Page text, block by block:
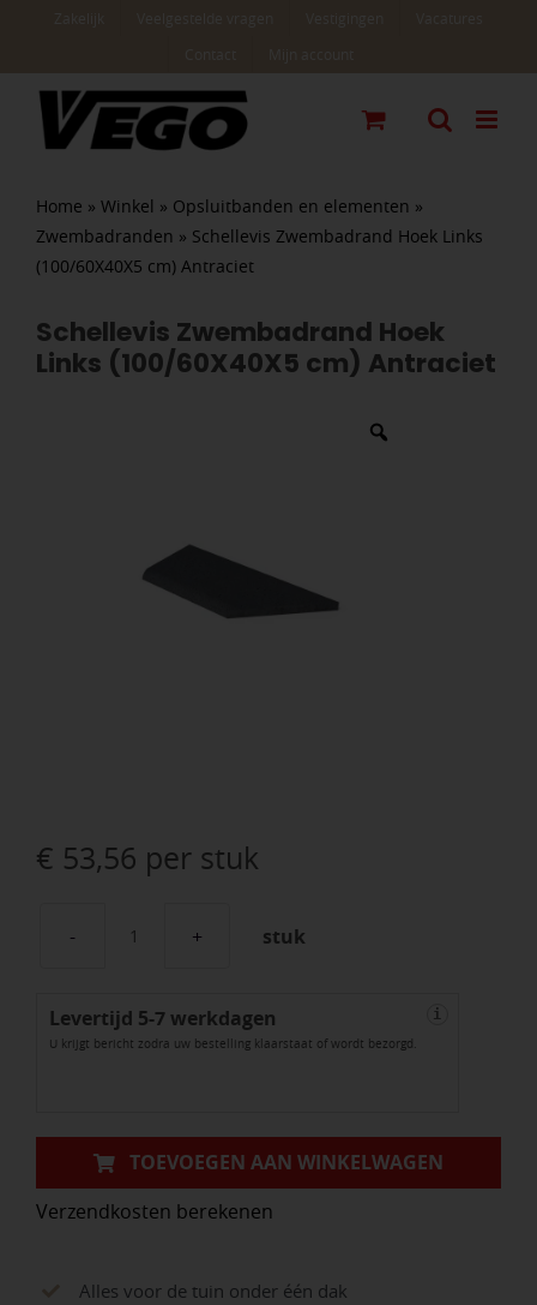
Home » Winkel » Opsluitbanden en elementen »
Zwembadranden » Schellevis Zwembadrand Hoek Links
(100/60X40X5 cm) Antraciet
Schellevis Zwembadrand Hoek
Links (100/60X40X5 cm) Antraciet
€ 53,56 per stuk
Schellevis
Hoek
Links
Antraciet
aantal
stuk
Levertijd 5-7 werkdagen
U krijgt bericht zodra uw bestelling klaarstaat of wordt bezorgd.
i
TOEVOEGEN AAN WINKELWAGEN
Verzendkosten berekenen
Alles voor de tuin onder één dak